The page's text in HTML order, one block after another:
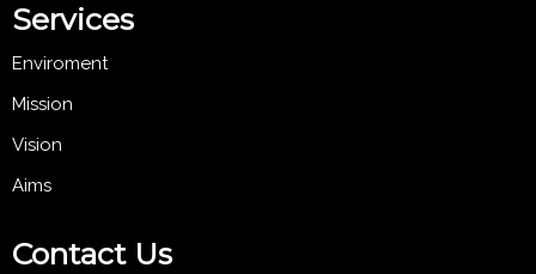
Services
Enviroment
Mission
Vision
Aims
Contact Us